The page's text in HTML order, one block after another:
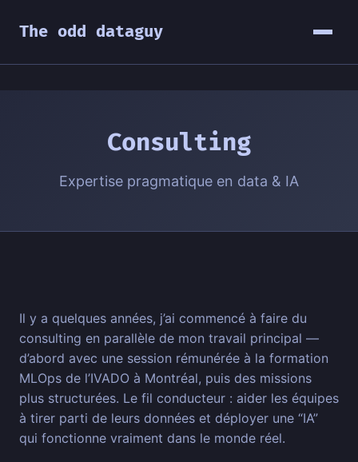
The odd dataguy
Consulting
Expertise pragmatique en data & IA
Il y a quelques années, j’ai commencé à faire du
consulting en parallèle de mon travail principal —
d’abord avec une session rémunérée à la formation
MLOps de l’IVADO à Montréal, puis des missions
plus structurées. Le fil conducteur : aider les équipes
à tirer parti de leurs données et déployer une “IA”
qui fonctionne vraiment dans le monde réel.